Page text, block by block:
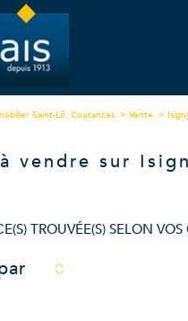
Saint-Lô, Coutances Vente
vendre sur
TROUVÉE(S) SELON VOS